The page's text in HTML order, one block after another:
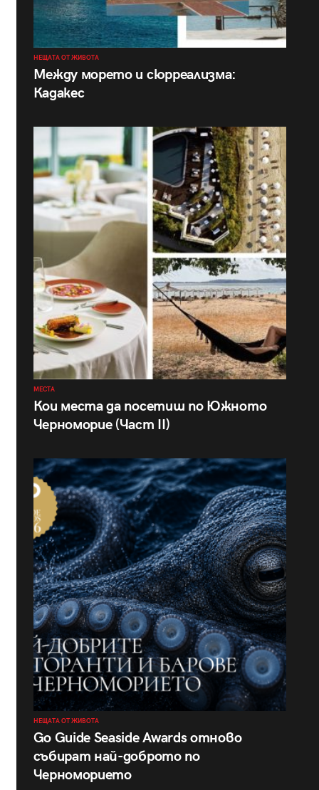
НЕЩАТА ОТ ЖИВОТА
Между морето и сюрреализма:
Кадакес
МЕСТА
Кои места да посетиш по Южното
Черноморие (Част II)
НЕЩАТА ОТ ЖИВОТА
Go Guide Seaside Awards отново
събират най-доброто по
Черноморието